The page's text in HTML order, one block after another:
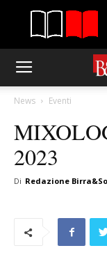
News Eventi
2023
Di Redazione